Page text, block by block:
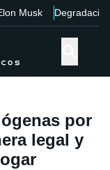
Musk Degradación
por
legal y